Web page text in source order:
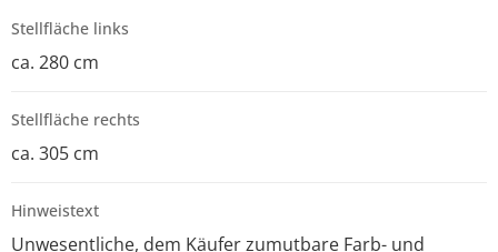
Stellfläche links
ca. 280 cm
Stellfläche rechts
ca. 305 cm
Hinweistext
Unwesentliche, dem Käufer zumutbare Farb- und